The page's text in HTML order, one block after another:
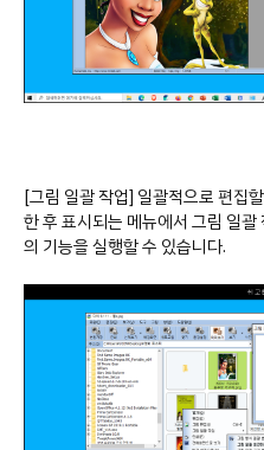
[그림 일괄 작업] 일괄적으로 편집
한 후 표시되는 메뉴에서 그림 일
의 기능을 실행할 수 있습니다.